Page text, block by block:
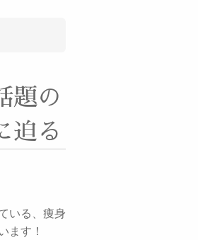
題の
迫る
いる、痩身
ます！